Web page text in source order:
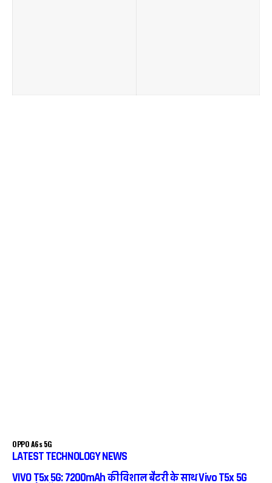
OPPO A6s 5G
LATEST TECHNOLOGY NEWS
VIVO T5x 5G: 7200mAh की विशाल बैटरी के साथ Vivo T5x 5G